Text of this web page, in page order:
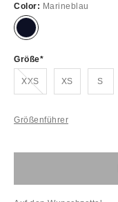
Color: Marineblau
Größe
XXSAusverkauft!
XS S
Größenführer